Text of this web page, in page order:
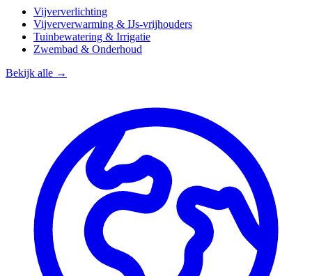
Vijververlichting
Vijververwarming & IJs-vrijhouders
Tuinbewatering & Irrigatie
Zwembad & Onderhoud
Bekijk alle →